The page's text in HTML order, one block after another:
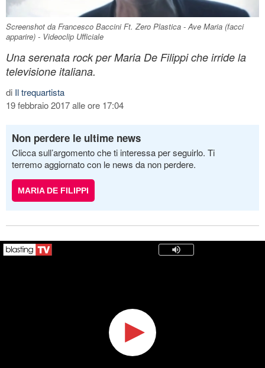
Screenshot da Francesco Baccini Ft. Zero Plastica - Ave Maria (facci
apparire) - Videoclip Ufficiale
Una serenata rock per Maria De Filippi che irride la
televisione italiana.
di Il trequartista
19 febbraio 2017 alle ore 17:04
Non perdere le ultime news
Clicca sull’argomento che ti interessa per seguirlo. Ti
terremo aggiornato con le news da non perdere.
MARIA DE FILIPPI